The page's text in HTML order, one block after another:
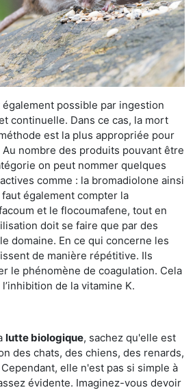
possible par ingestion
continuelle. Dans ce cas, la mort
est la plus appropriée pour
nombre des produits pouvant être
on peut nommer quelques
comme : la bromadiolone ainsi
également compter la
et le flocoumafene, tout en
doit se faire que par des
domaine. En ce qui concerne les
de manière répétitive. Ils
le phénomène de coagulation. Cela
de la vitamine K.
lutte biologique, sachez qu'elle est
des chats, des chiens, des renards,
elle n'est pas si simple à
évidente. Imaginez-vous devoir